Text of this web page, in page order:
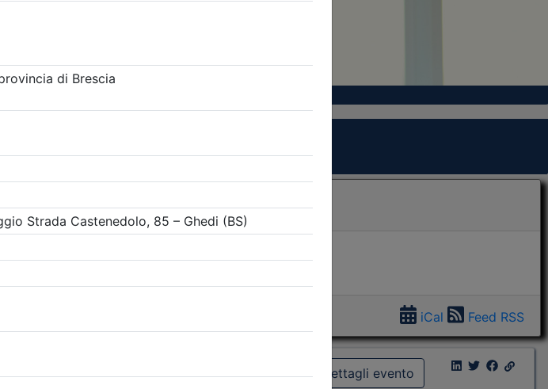
dei filtri ricerca eventi
2026
iCal Feed RSS
Dettagli evento Dettagli evento